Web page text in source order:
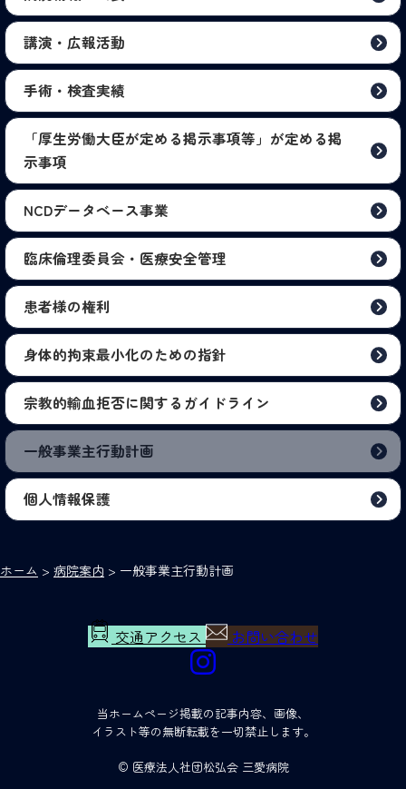
講演・広報活動
手術・検査実績
「厚生労働大臣が定める掲示事項等」が定める掲
示事項
NCDデータベース事業
臨床倫理委員会・医療安全管理
患者様の権利
身体的拘束最小化のための指針
宗教的輸血拒否に関するガイドライン
一般事業主行動計画
個人情報保護
ホーム > 病院案内 > 一般事業主行動計画
交通アクセス お問い合わせ
当ホームページ掲載の記事内容、画像、
イラスト等の無断転載を一切禁止します。
© 医療法人社団松弘会 三愛病院